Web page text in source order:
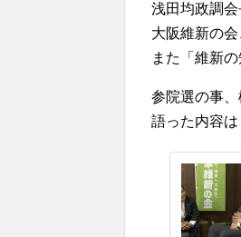
浅田均政調会
大阪維新の
また「維新
参院選の事
語った内容